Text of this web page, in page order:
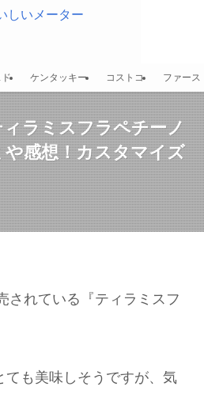
ド ケンタッキー コストコ ファース
ラミスフラペチーノ
や感想！カスタマイズ
されている『ティラミスフ
ても美味しそうですが、気